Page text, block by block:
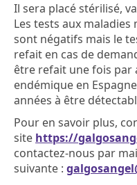
Il sera placé stérilisé,
Les tests aux
sont négatifs mais le
refait en cas de
être refait une fois par
endémique en
années à être
Pour en savoir plus,
site https://
contactez-nous par
suivante :